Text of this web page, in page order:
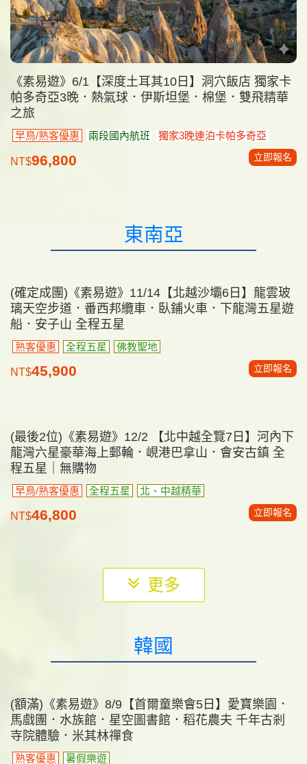
《素易遊》6/1【深度土耳其10日】洞穴飯店 獨家卡
帕多奇亞3晚．熱氣球．伊斯坦堡．棉堡．雙飛精華
之旅
早鳥/熟客優惠 兩段國內航班 獨家3晚連泊卡帕多奇亞
NT$96,800 立即報名
(確定成團)《素易遊》11/14【北越沙壩6日】龍雲玻
璃天空步道．番西邦纜車．臥鋪火車．下龍灣五星遊
船．安子山 全程五星
熟客優惠 全程五星 佛教聖地
NT$45,900 立即報名